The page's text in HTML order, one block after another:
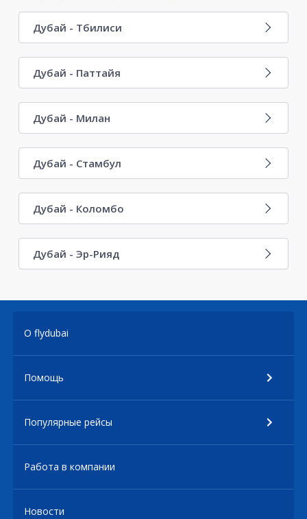
Дубай - Тбилиси
Дубай - Паттайя
Дубай - Милан
Дубай - Стамбул
Дубай - Коломбо
Дубай - Эр-Рияд
О flydubai
Помощь
Популярные рейсы
Работа в компании
Новости